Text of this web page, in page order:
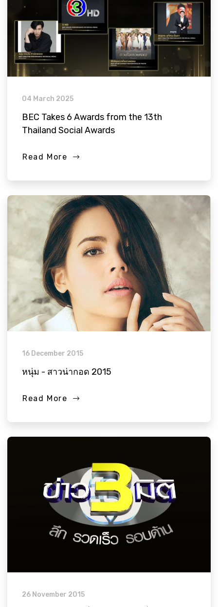
04 March 2025
BEC Takes 6 Awards from the 13th
Thailand Social Awards
Read More
16 December 2015
หนุ่ม - สาวน่ากอด 2015
Read More
26 November 2015